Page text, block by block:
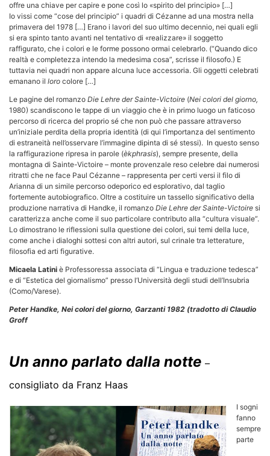
offre una chiave per capire e pone così lo «spirito del principio» […]
Io vissi come “cose del principio” i quadri di Cézanne ad una mostra nella
primavera del 1978 […] Erano i lavori del suo ultimo decennio, nei quali egli
si era spinto tanto avanti nel tentativo di «realizzare» il soggetto
raffigurato, che i colori e le forme possono ormai celebrarlo. (“Quando dico
realtà e completezza intendo la medesima cosa”, scrisse il filosofo.) E
tuttavia nei quadri non appare alcuna luce accessoria. Gli oggetti celebrati
emanano il loro colore […]
Le pagine del romanzo Die Lehre der Sainte-Victoire (Nei colori del giorno,
1980) scandiscono le tappe di un viaggio che è in primo luogo un faticoso
percorso di ricerca del proprio sé che non può che passare attraverso
un’iniziale perdita della propria identità (di qui l’importanza del sentimento
di estraneità nell’osservare l’immagine dipinta di sé stessi). In questo senso
la raffigurazione ripresa in parole (èkphrasis), sempre presente, della
montagna di Sainte-Victoire – monte provenzale reso celebre dai numerosi
ritratti che ne face Paul Cézanne – rappresenta per certi versi il filo di
Arianna di un simile percorso odeporico ed esplorativo, dal taglio
fortemente autobiografico. Oltre a costituire un tassello significativo della
produzione narrativa di Handke, il romanzo Die Lehre der Sainte-Victoire si
caratterizza anche come il suo particolare contributo alla “cultura visuale”.
Lo dimostrano le riflessioni sulla questione dei colori, sui temi della luce,
come anche i dialoghi sottesi con altri autori, sul crinale tra letterature,
filosofia ed arti figurative.
Micaela Latini è Professoressa associata di “Lingua e traduzione tedesca”
e di “Estetica del giornalismo” presso l’Università degli studi dell’Insubria
(Como/Varese).
Peter Handke, Nei colori del giorno, Garzanti 1982 (tradotto di Claudio
Groff
Un anno parlato dalla notte –
consigliato da Franz Haas
I sogni
fanno
sempre
parte